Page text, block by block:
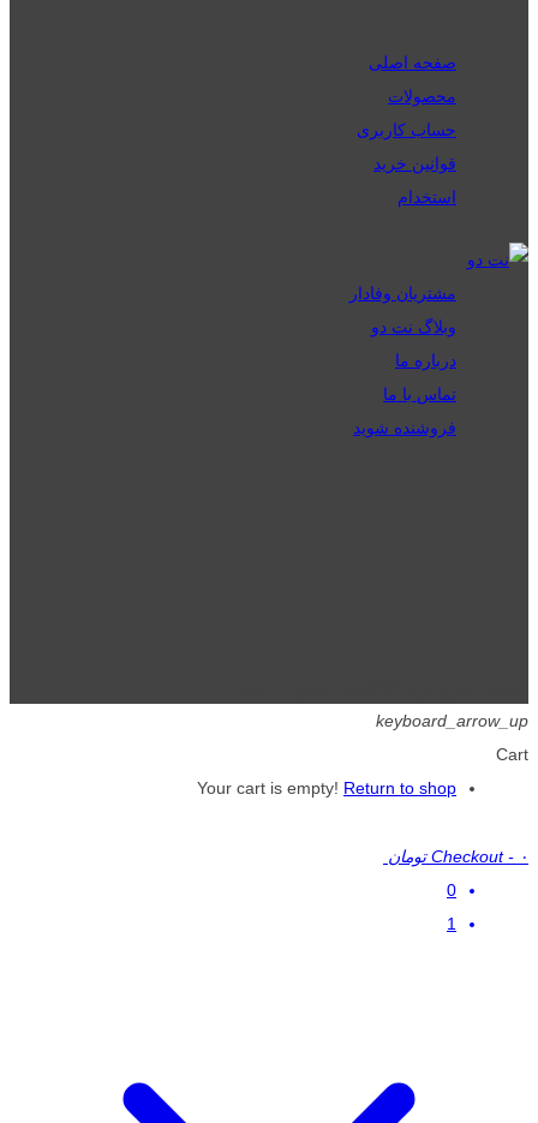
صفحه اصلی
محصولات
حساب کاربری
قوانین خرید
استخدام
مشتریان وفادار
وبلاگ نت دو
درباره ما
تماس با ما
فروشنده شوید
keyboard_arrow_up
Cart
Your cart is empty! Return to shop
Checkout - ۰ تومان
0
1